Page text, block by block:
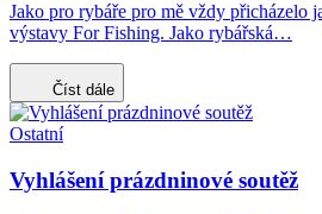
Jako pro rybáře pro mě vždy přicházelo
výstavy For Fishing. Jako rybářská…
Číst dále
Ostatní
Vyhlášení prázdninové soutěž